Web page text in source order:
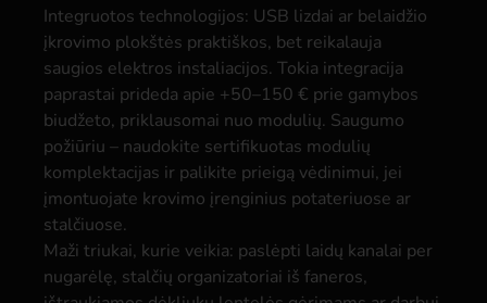
Integruotos technologijos: USB lizdai ar belaidžio
įkrovimo plokštės praktiškos, bet reikalauja
saugios elektros instaliacijos. Tokia integracija
paprastai prideda apie +50–150 € prie gamybos
biudžeto, priklausomai nuo modulių. Saugumo
požiūriu – naudokite sertifikuotas modulių
komplektacijas ir palikite prieigą vėdinimui, jei
įmontuojate krovimo įrenginius potateriuose ar
stalčiuose.
Maži triukai, kurie veikia: paslėpti laidų kanalai per
nugarėlę, stalčių organizatoriai iš faneros,